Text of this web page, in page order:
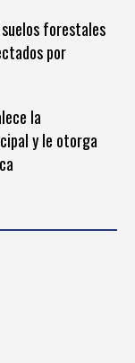
forestales
por
la
y le otorga